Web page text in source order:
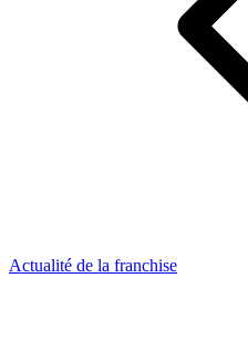
Actualité de la franchise